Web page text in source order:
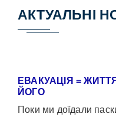
АКТУАЛЬНІ
ЕВАКУАЦІЯ =
ЙОГО
Поки ми доїдали